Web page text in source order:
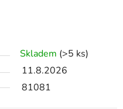
Skladem (>5 ks)
11.8.2026
81081